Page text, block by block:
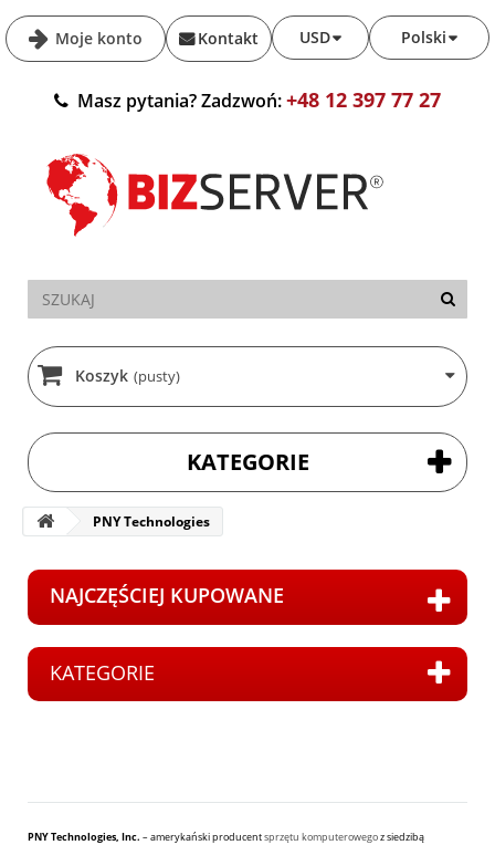
Moje konto Polski
USD
Kontakt
Masz pytania? Zadzwoń:+48 12 397 77 27
Koszyk (pusty)
KATEGORIE
PNY Technologies
NAJCZĘŚCIEJ KUPOWANE
KATEGORIE
PNY Technologies, Inc. – amerykański producentsprzętu komputerowegoz siedzibą